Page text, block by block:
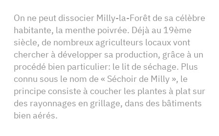
On ne peut dissocier Milly-la-Forêt de sa célèbre
habitante, la menthe poivrée. Déjà au 19ème
siècle, de nombreux agriculteurs locaux vont
chercher à développer sa production, grâce à un
procédé bien particulier: le lit de séchage. Plus
connu sous le nom de « Séchoir de Milly », le
principe consiste à coucher les plantes à plat sur
des rayonnages en grillage, dans des bâtiments
bien aérés.